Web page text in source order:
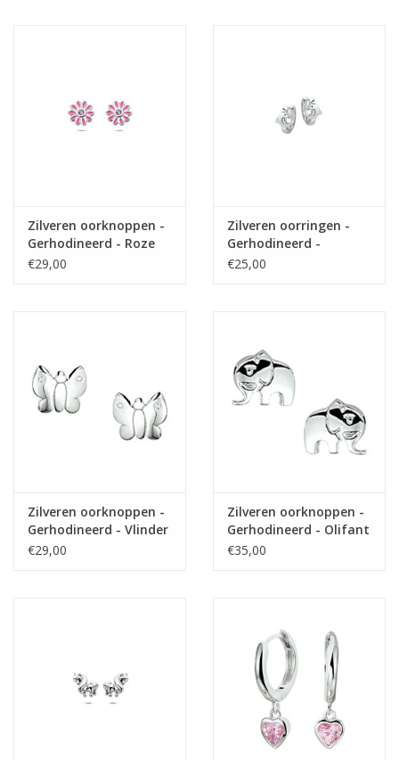
Zilveren oorknoppen -
Gerhodineerd - Roze
bloem - Roze Zirkonia
€29,00
Zilveren oorringen -
Gerhodineerd -
Dolfijntjes
€25,00
Zilveren oorknoppen -
Gerhodineerd - Vlinder
€29,00
Zilveren oorknoppen -
Gerhodineerd - Olifant
€35,00